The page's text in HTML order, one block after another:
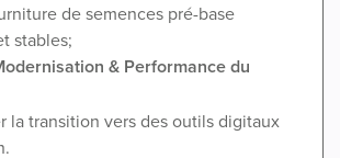
de semences pré-base
stables;
& Performance du
la transition vers des outils digitaux